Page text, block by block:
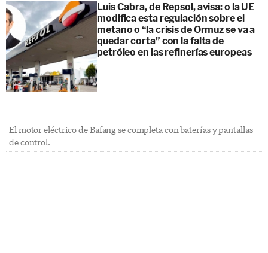
Luis Cabra, de Repsol, avisa: o la UE
modifica esta regulación sobre el
metano o “la crisis de Ormuz se va a
quedar corta” con la falta de
petróleo en las refinerías europeas
El motor eléctrico de Bafang se completa con baterías y pantallas
de control.